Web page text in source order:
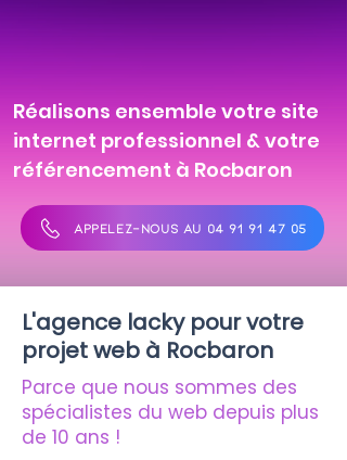
Réalisons ensemble votre site
internet professionnel & votre
référencement à Rocbaron
APPELEZ-NOUS AU 04 91 91 47 05
L'agence lacky pour votre
projet web à Rocbaron
Parce que nous sommes des
spécialistes du web depuis plus
de 10 ans !